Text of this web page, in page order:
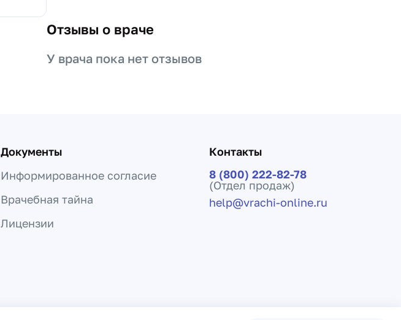
Отзывы о враче
У врача пока нет отзывов
Документы
Информированное согласие
Врачебная тайна
Лицензии
Контакты
8 (800) 222-82-78
(Отдел продаж)
help@vrachi-online.ru